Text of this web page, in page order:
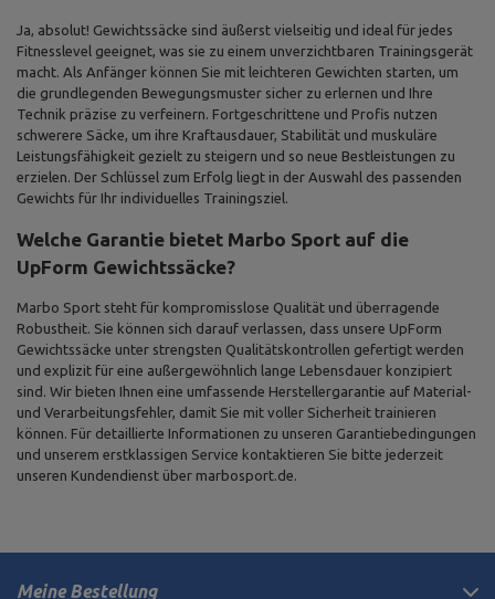
Ja, absolut! Gewichtssäcke sind äußerst vielseitig und ideal für jedes
Fitnesslevel geeignet, was sie zu einem unverzichtbaren Trainingsgerät
macht. Als Anfänger können Sie mit leichteren Gewichten starten, um
die grundlegenden Bewegungsmuster sicher zu erlernen und Ihre
Technik präzise zu verfeinern. Fortgeschrittene und Profis nutzen
schwerere Säcke, um ihre Kraftausdauer, Stabilität und muskuläre
Leistungsfähigkeit gezielt zu steigern und so neue Bestleistungen zu
erzielen. Der Schlüssel zum Erfolg liegt in der Auswahl des passenden
Gewichts für Ihr individuelles Trainingsziel.
Welche Garantie bietet Marbo Sport auf die
UpForm Gewichtssäcke?
Marbo Sport steht für kompromisslose Qualität und überragende
Robustheit. Sie können sich darauf verlassen, dass unsere UpForm
Gewichtssäcke unter strengsten Qualitätskontrollen gefertigt werden
und explizit für eine außergewöhnlich lange Lebensdauer konzipiert
sind. Wir bieten Ihnen eine umfassende Herstellergarantie auf Material-
und Verarbeitungsfehler, damit Sie mit voller Sicherheit trainieren
können. Für detaillierte Informationen zu unseren Garantiebedingungen
und unserem erstklassigen Service kontaktieren Sie bitte jederzeit
unseren Kundendienst über marbosport.de.
Meine Bestellung